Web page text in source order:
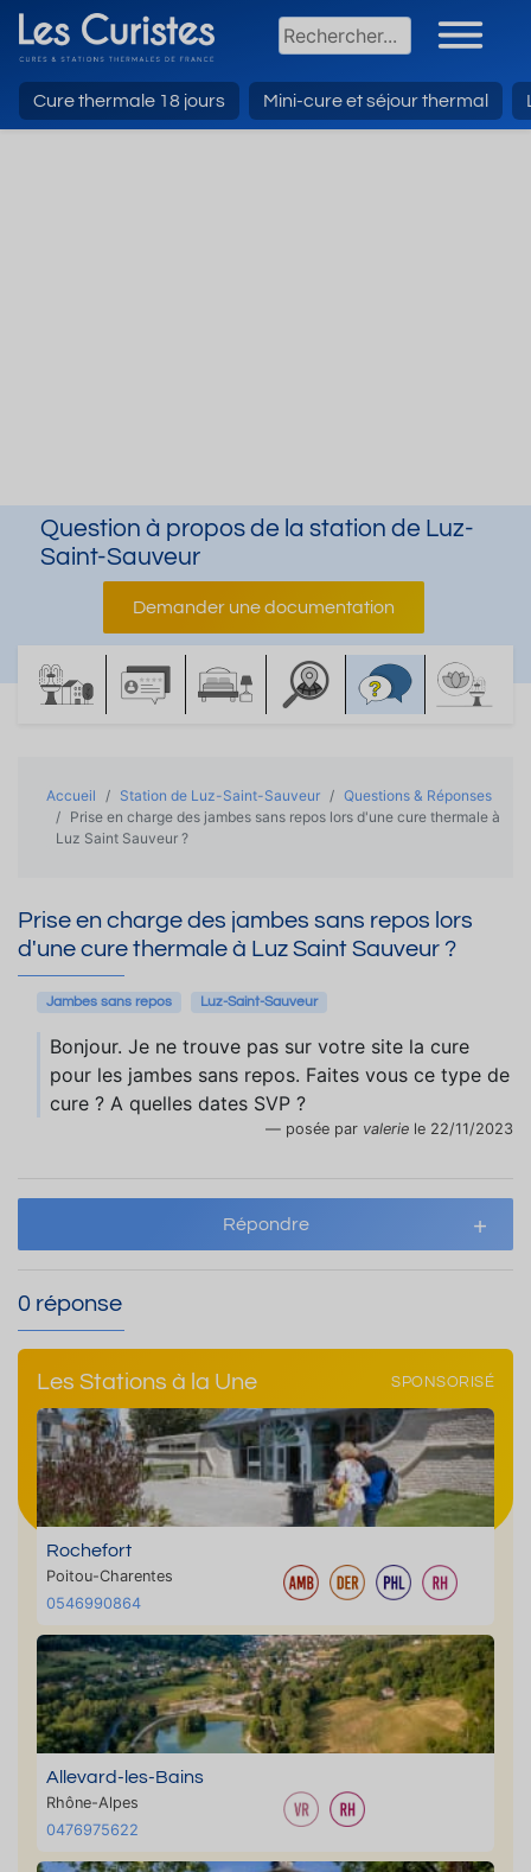
Cure thermale 18 jours Mini-cure et séjour thermal
Question à propos de la station de Luz-
Saint-Sauveur
Demander une documentation
Accueil Station de Luz-Saint-Sauveur
Questions & Réponses
Prise en charge des jambes sans repos lors d'une cure thermale à
Luz Saint Sauveur ?
Prise en charge des jambes sans repos lors
d'une cure thermale à Luz Saint Sauveur ?
Jambes sans repos Luz-Saint-Sauveur
Bonjour. Je ne trouve pas sur votre site la cure
pour les jambes sans repos. Faites vous ce type de
cure ? A quelles dates SVP ?
posée par valerie le 22/11/2023
Répondre
0 réponse
Les Stations à la Une SPONSORISÉ
Rochefort
Poitou-Charentes
0546990864
Allevard-les-Bains
Rhône-Alpes
0476975622